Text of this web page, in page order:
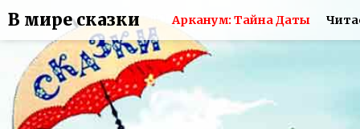
В мире сказки Арканум: Тайна Даты